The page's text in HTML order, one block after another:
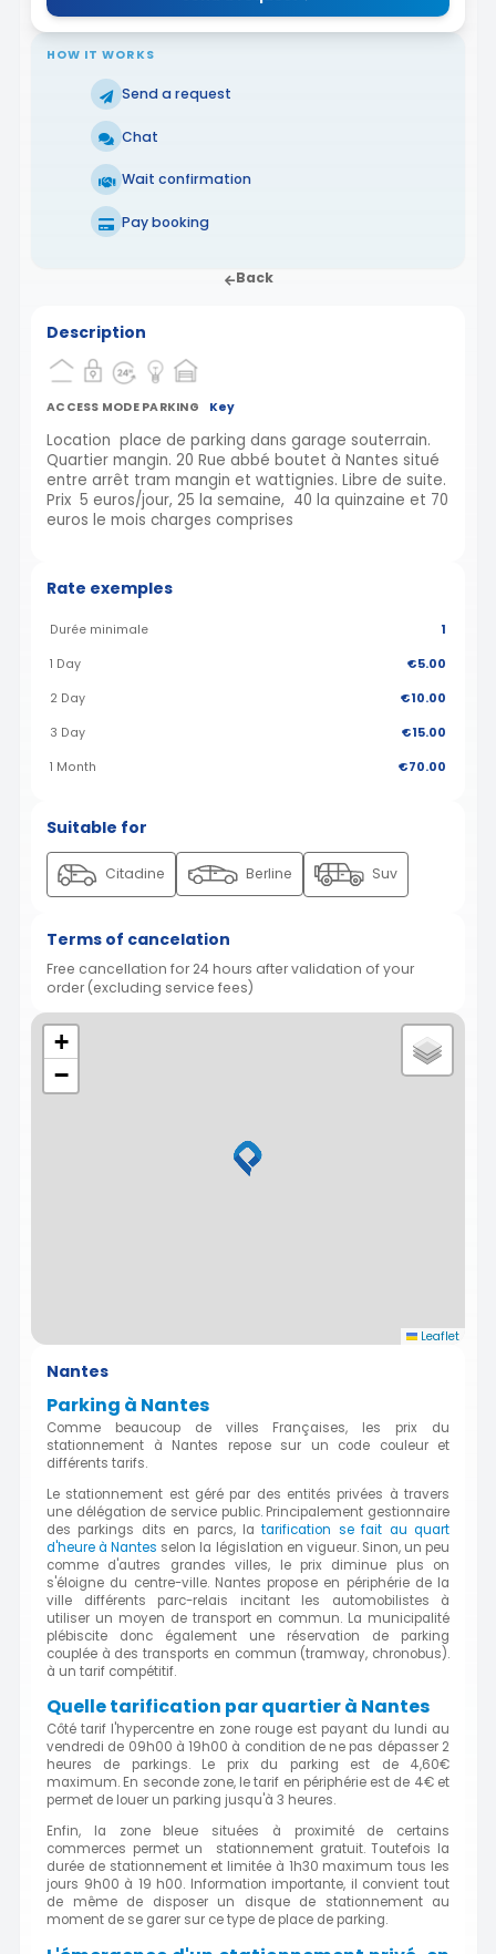
HOW IT WORKS
Send a request
Chat
Wait confirmation
Pay booking
Back
Description
ACCESS MODE PARKING Key
Location place de parking dans garage souterrain.
Quartier mangin. 20 Rue abbé boutet à Nantes situé
entre arrêt tram mangin et wattignies. Libre de suite.
Prix 5 euros/jour, 25 la semaine, 40 la quinzaine et 70
euros le mois charges comprises
Rate exemples
Durée minimale 1
1 Day €5.00
2 Day €10.00
3 Day €15.00
1 Month €70.00
Suitable for
Citadine Berline Suv
Terms of cancelation
Free cancellation for 24 hours after validation of your
order (excluding service fees)
+
−
Leaflet
Nantes
Parking à Nantes
Comme beaucoup de villes Françaises, les prix du
stationnement à Nantes repose sur un code couleur et
différents tarifs.
Le stationnement est géré par des entités privées à travers
une délégation de service public. Principalement gestionnaire
des parkings dits en parcs, latarification se fait au quart
d'heure à Nantes selon la législation en vigueur. Sinon, un peu
comme d'autres grandes villes, le prix diminue plus on
s'éloigne du centre-ville. Nantes propose en périphérie de la
ville différents parc-relais incitant les automobilistes à
utiliser un moyen de transport en commun. La municipalité
plébiscite donc également une réservation de parking
couplée à des transports en commun (tramway, chronobus).
à un tarif compétitif.
Quelle tarification par quartier à Nantes
Côté tarif l'hypercentre en zone rouge est payant du lundi au
vendredi de 09h00 à 19h00 à condition de ne pas dépasser 2
heures de parkings. Le prix du parking est de 4,60€
maximum. En seconde zone, le tarif en périphérie est de 4€ et
permet de louer un parking jusqu'à 3 heures.
Enfin, la zone bleue situées à proximité de certains
commerces permet un stationnement gratuit. Toutefois la
durée de stationnement et limitée à 1h30 maximum tous les
jours 9h00 à 19 h00. Information importante, il convient tout
de même de disposer un disque de stationnement au
moment de se garer sur ce type de place de parking.